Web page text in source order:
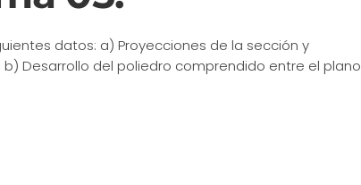
datos: a) Proyecciones de la sección y
Desarrollo del poliedro comprendido entre el plano